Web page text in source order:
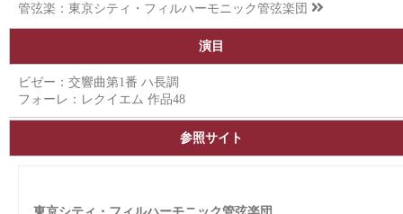
管弦楽： 東京シティ・フィルハーモニック管弦楽団
演目
ビゼー：交響曲第1番 ハ長調
フォーレ：レクイエム 作品48
参照サイト